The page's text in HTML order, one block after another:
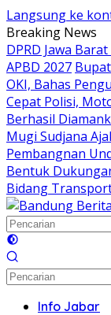
Langsung ke
Breaking News
DPRD Jawa
APBD 2027
OKI, Bahas
Cepat Polisi,
Berhasil
Mugi Sudjana
Pembangnan
Bentuk
Bidang
Info Jabar